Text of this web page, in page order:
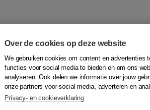
Over de cookies op deze website
We gebruiken cookies om content en advertenties
functies voor social media te bieden en om ons
analyseren. Ook delen we informatie over jouw
onze partners voor social media, adverteren en
Privacy- en cookieverklaring